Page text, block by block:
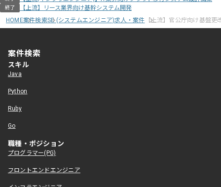
終了
【上流】リース業界向け基幹システム開発
HOME案件検索SE (システムエンジニア)求人・案件 【上流】官公庁向け基盤更
案件検索
スキル
Java
Python
Ruby
Go
職種・ポジション
プログラマー(PG)
フロントエンドエンジニア